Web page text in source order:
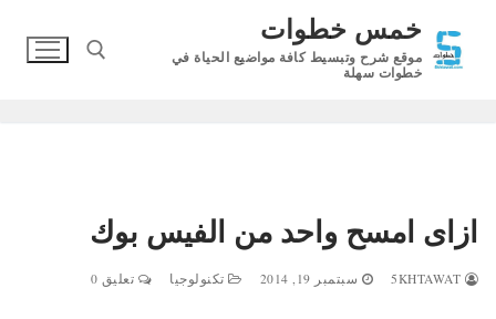
المحتوى
خمس خطوات
موقع شرح وتبسيط كافة مواضيع الحياة في
خطوات سهلة
ازاى امسح واحد من الفيس بوك
سبتمبر 19, 2014 تكنولوجيا تعليق 0